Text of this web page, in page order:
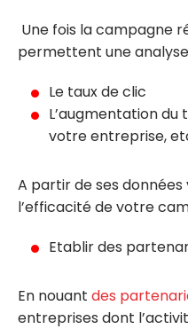
Une fois la campagne
permettent une
Le taux de clic
L’augmentation
votre entreprise,
A partir de ses
l’efficacité de votre
Etablir des
En nouant des
entreprises dont